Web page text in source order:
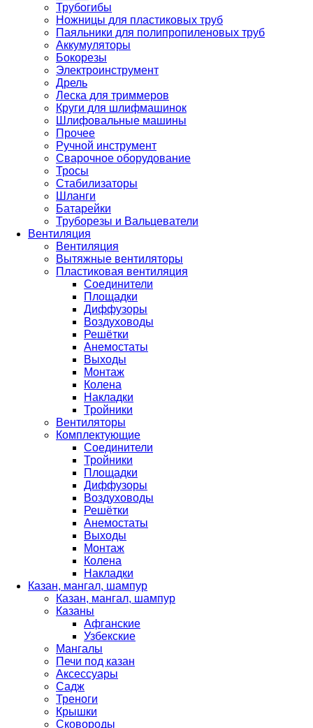
Трубогибы
Ножницы для пластиковых труб
Паяльники для полипропиленовых труб
Аккумуляторы
Бокорезы
Электроинструмент
Дрель
Леска для триммеров
Круги для шлифмашинок
Шлифовальные машины
Прочее
Ручной инструмент
Сварочное оборудование
Тросы
Стабилизаторы
Шланги
Батарейки
Труборезы и Вальцеватели
Вентиляция
Вентиляция
Вытяжные вентиляторы
Пластиковая вентиляция
Соединители
Площадки
Диффузоры
Воздуховоды
Решётки
Анемостаты
Выходы
Монтаж
Колена
Накладки
Тройники
Вентиляторы
Комплектующие
Соединители
Тройники
Площадки
Диффузоры
Воздуховоды
Решётки
Анемостаты
Выходы
Монтаж
Колена
Накладки
Казан, мангал, шампур
Казан, мангал, шампур
Казаны
Афганские
Узбекские
Мангалы
Печи под казан
Аксессуары
Садж
Треноги
Крышки
Сковороды